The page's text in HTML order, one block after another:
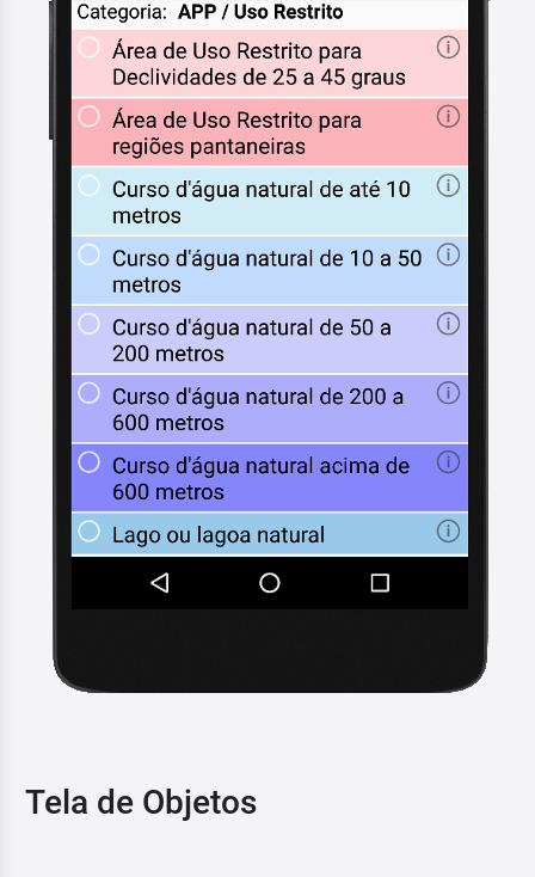
Tela de Objetos